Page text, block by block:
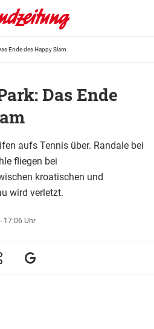
Ende des Happy Slam
Das Ende
aufs Tennis über. Randale bei
fliegen bei
kroatischen und
wird verletzt.
17:06 Uhr